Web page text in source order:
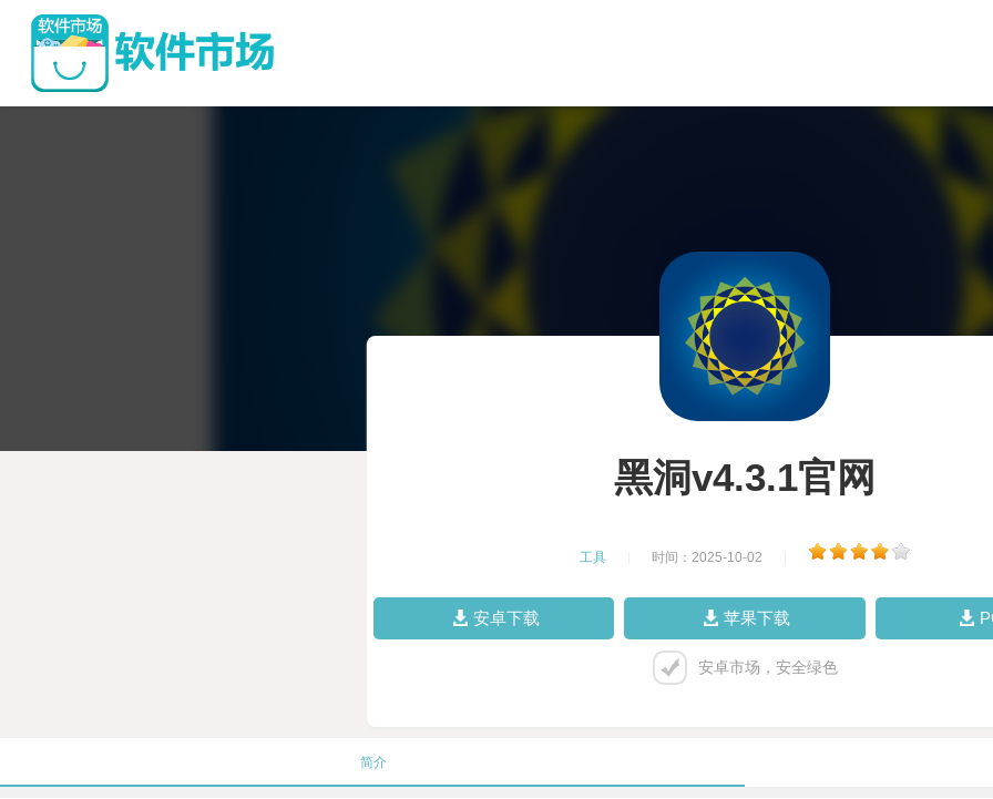
黑洞v4.3.1官网
工具 时间：2025-10-02
安卓下载 苹果下载
安卓市场，安全绿色
简介